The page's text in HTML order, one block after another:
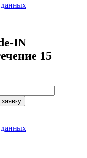
данных
IN
15
данных